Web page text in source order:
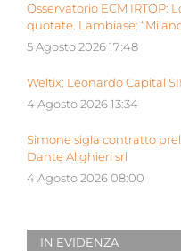
Osservatorio ECM
quotate. Lambiase:
5 Agosto 2026 17:48
Weltix: Leonardo Capital
4 Agosto 2026 13:34
Simone sigla contratto
Dante Alighieri srl
4 Agosto 2026 08:00
IN EVIDENZA